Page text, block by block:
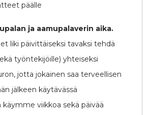
päälle
ja aamupalaverin aika.
liki päivittäiseksi tavaksi tehdä
työntekijöille) yhteiseksi
jotta jokainen saa terveellisen
jälkeen käytävässä
käymme viikkoa sekä päivää